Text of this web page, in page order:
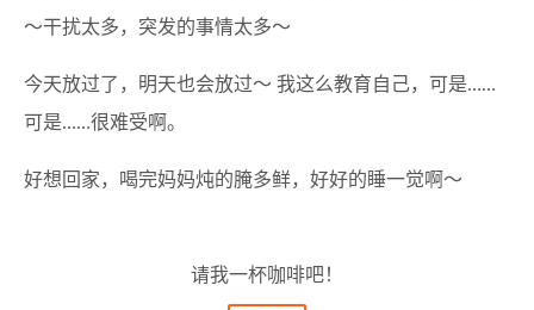
～干扰太多，突发的事情太多～
今天放过了，明天也会放过～ 我这么教育自己，可是……
可是……很难受啊。
好想回家，喝完妈妈炖的腌多鲜，好好的睡一觉啊～
请我一杯咖啡吧！